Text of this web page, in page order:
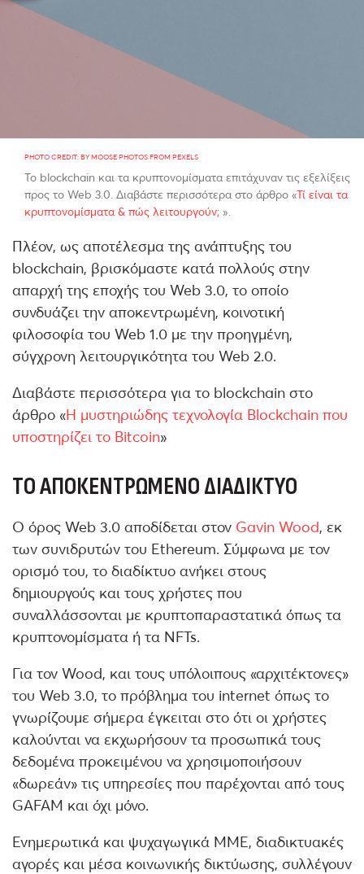
PHOTO CREDIT: BY MOOSE PHOTOS FROM PEXELS
Το blockchain και τα κρυπτονομίσματα επιτάχυναν τις εξελίξεις
προς το Web 3.0. Διαβάστε περισσότερα στο άρθρο «Τί είναι τα
κρυπτονομίσματα & πώς λειτουργούν; ».
Πλέον, ως αποτέλεσμα της ανάπτυξης του
blockchain, βρισκόμαστε κατά πολλούς στην
απαρχή της εποχής του Web 3.0, το οποίο
συνδυάζει την αποκεντρωμένη, κοινοτική
φιλοσοφία του Web 1.0 με την προηγμένη,
σύγχρονη λειτουργικότητα του Web 2.0.
Διαβάστε περισσότερα για το blockchain στο
άρθρο «Η μυστηριώδης τεχνολογία Blockchain που
υποστηρίζει το Bitcoin»
ΤΟ ΑΠΟΚΕΝΤΡΩΜΈΝΟ ΔΙΑΔΊΚΤΥΟ
Ο όρος Web 3.0 αποδίδεται στον Gavin Wood, εκ
των συνιδρυτών του Ethereum. Σύμφωνα με τον
ορισμό του, το διαδίκτυο ανήκει στους
δημιουργούς και τους χρήστες που
συναλλάσσονται με κρυπτοπαραστατικά όπως τα
κρυπτονομίσματα ή τα NFTs.
Για τον Wood, και τους υπόλοιπους «αρχιτέκτονες»
του Web 3.0, το πρόβλημα του internet όπως το
γνωρίζουμε σήμερα έγκειται στο ότι οι χρήστες
καλούνται να εκχωρήσουν τα προσωπικά τους
δεδομένα προκειμένου να χρησιμοποιήσουν
«δωρεάν» τις υπηρεσίες που παρέχονται από τους
GAFAΜ και όχι μόνο.
Ενημερωτικά και ψυχαγωγικά ΜΜΕ, διαδικτυακές
αγορές και μέσα κοινωνικής δικτύωσης, συλλέγουν